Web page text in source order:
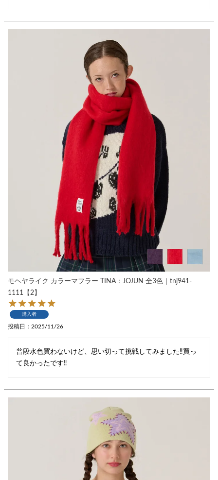
モヘヤライク カラーマフラー TINA：JOJUN 全3色｜tnj941-
1111【2】
購入者
投稿日 2025/11/26
普段水色買わないけど、思い切って挑戦してみました‼︎買っ
て良かったです‼︎